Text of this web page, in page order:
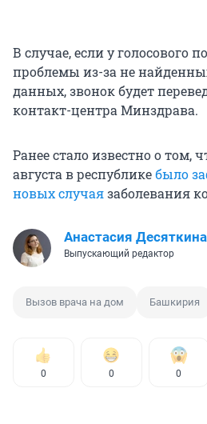
В случае, если у голосового
проблемы из-за не
данных, звонок будет
контакт-центра Минздрава.
Ранее стало известно о том,
августа в республикебыло
новых случаязаболевания
Анастасия Десяткина
Выпускающий редактор
Вызов врача на дом Башкирия
0 0 0